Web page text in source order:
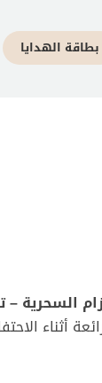
بطاقة الهدايا
السحرية
أثناء